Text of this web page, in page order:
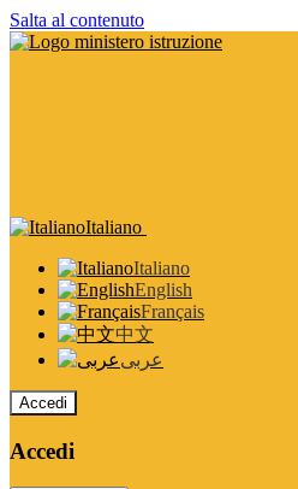
Salta al contenuto
Italiano
Italiano
English
Français
中文
عربى
Accedi
Accedi